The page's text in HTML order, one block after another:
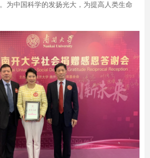
为中国科学的发扬光大，为提高人类生命